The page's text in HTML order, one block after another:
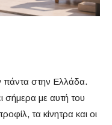
πάντα στην Ελλάδα.
σήμερα με αυτή του
τα κίνητρα και οι